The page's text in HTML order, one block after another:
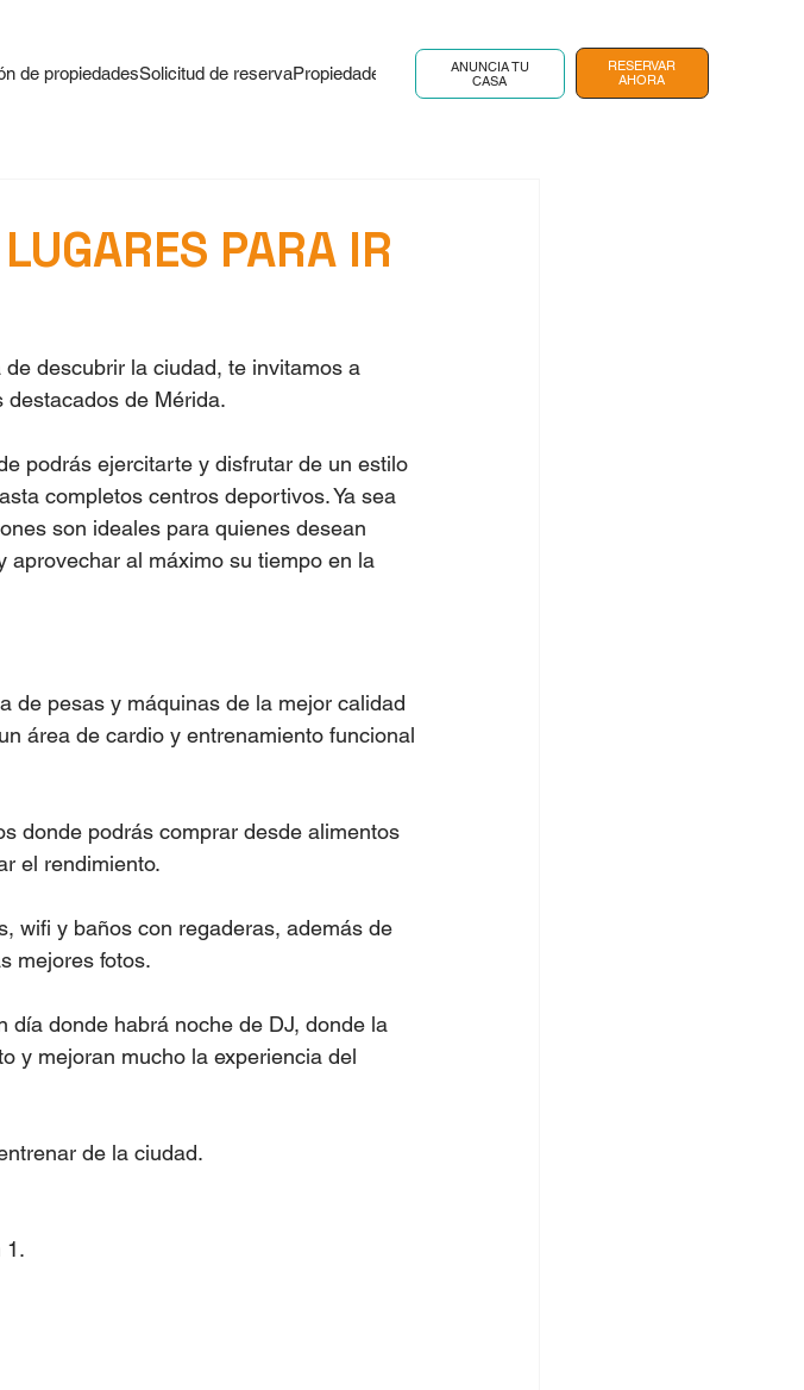
de propiedadesSolicitud de reservaPropiedades en ventaRecursos y blog ContactoReservar
ANUNCIA TU
CASA
RESERVAR
AHORA
PARA IR
descubrir la ciudad, te invitamos a
de Mérida.
podrás ejercitarte y disfrutar de un estilo
completos centros deportivos. Ya sea
son ideales para quienes desean
aprovechar al máximo su tiempo en la
de pesas y máquinas de la mejor calidad
área de cardio y entrenamiento funcional
donde podrás comprar desde alimentos
el rendimiento.
wifi y baños con regaderas, además de
mejores fotos.
día donde habrá noche de DJ, donde la
y mejoran mucho la experiencia del
de la ciudad.
1.